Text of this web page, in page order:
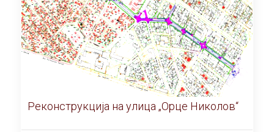
Реконструкција на улица „Орце Николов“